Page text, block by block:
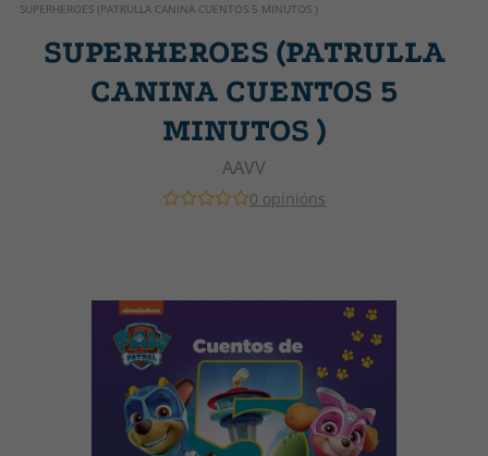
SUPERHEROES (PATRULLA CANINA CUENTOS 5 MINUTOS )
SUPERHEROES (PATRULLA
CANINA CUENTOS 5
MINUTOS )
AAVV
0 opinións